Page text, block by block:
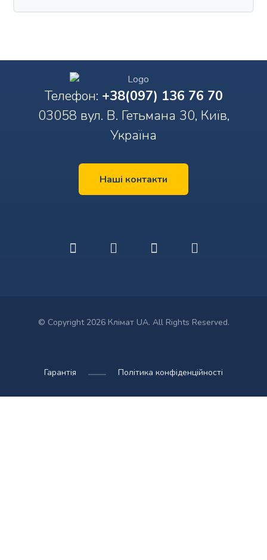
Телефон: +38(097) 136 76 70
03058 вул. В. Гетьмана 30, Київ,
Україна
Наші контакти
© Copyright 2026 Клімат UA. All Rights Reserved.
Політика конфіденційності
Гарантія